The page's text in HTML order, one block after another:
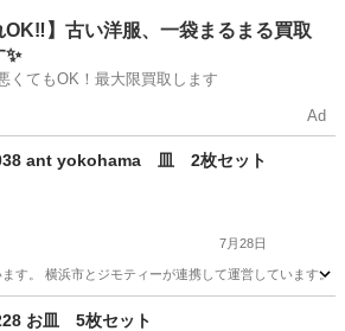
雑貨 リユース
OK‼️】古い洋服、一袋まるまる買取
✨
くてもOK！最大限買取します
Ad
ant yokohama 皿 2枚セット
7月28日
ます。 横浜市とジモティーが連携して運営していま
リユース
お皿 5枚セット